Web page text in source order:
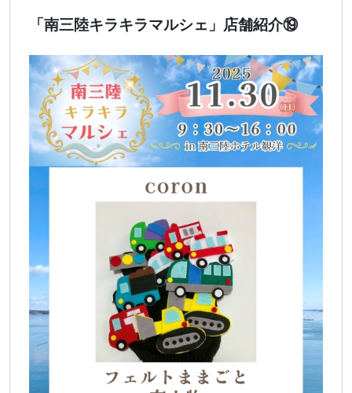
「南三陸キラキラマルシェ」店舗紹介⑲